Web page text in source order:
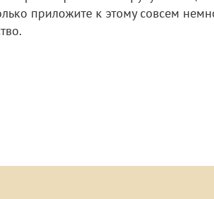
приложите к этому совсем